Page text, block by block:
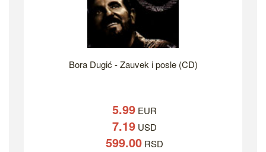
Bora Dugić - Zauvek i posle (CD)
5.99 EUR
7.19 USD
599.00 RSD